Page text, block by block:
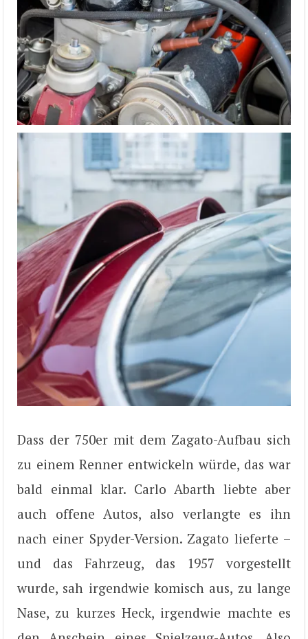
Dass der 750er mit dem Zagato-Aufbau sich
zu einem Renner entwickeln würde, das war
bald einmal klar. Carlo Abarth liebte aber
auch offene Autos, also verlangte es ihn
nach einer Spyder-Version. Zagato lieferte –
und das Fahrzeug, das 1957 vorgestellt
wurde, sah irgendwie komisch aus, zu lange
Nase, zu kurzes Heck, irgendwie machte es